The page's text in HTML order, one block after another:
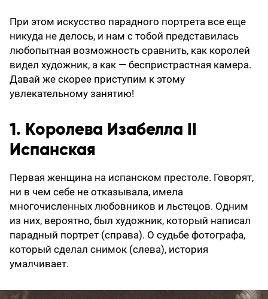
При этом искусство парадного портрета все еще
никуда не делось, и нам с тобой представилась
любопытная возможность сравнить, как королей
видел художник, а как — беспристрастная камера.
Давай же скорее приступим к этому
увлекательному занятию!
1. Королева Изабелла II
Испанская
Первая женщина на испанском престоле. Говорят,
ни в чем себе не отказывала, имела
многочисленных любовников и льстецов. Одним
из них, вероятно, был художник, который написал
парадный портрет (справа). О судьбе фотографа,
который сделал снимок (слева), история
умалчивает.